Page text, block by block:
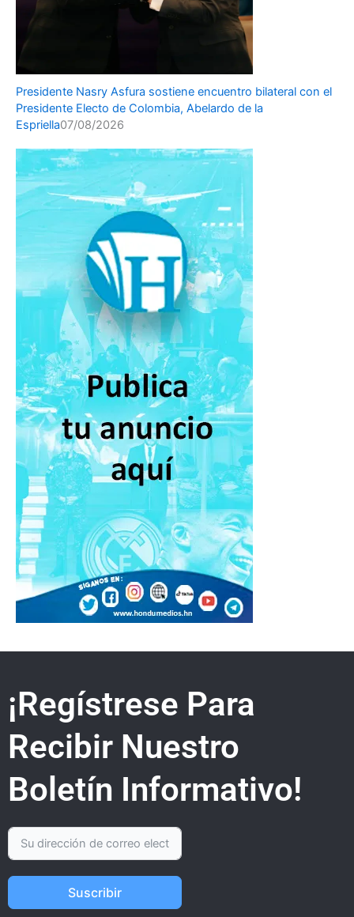
Presidente Nasry Asfura sostiene encuentro bilateral con el
Presidente Electo de Colombia, Abelardo de la
Espriella07/08/2026
¡Regístrese Para
Recibir Nuestro
Boletín Informativo!
Suscribir